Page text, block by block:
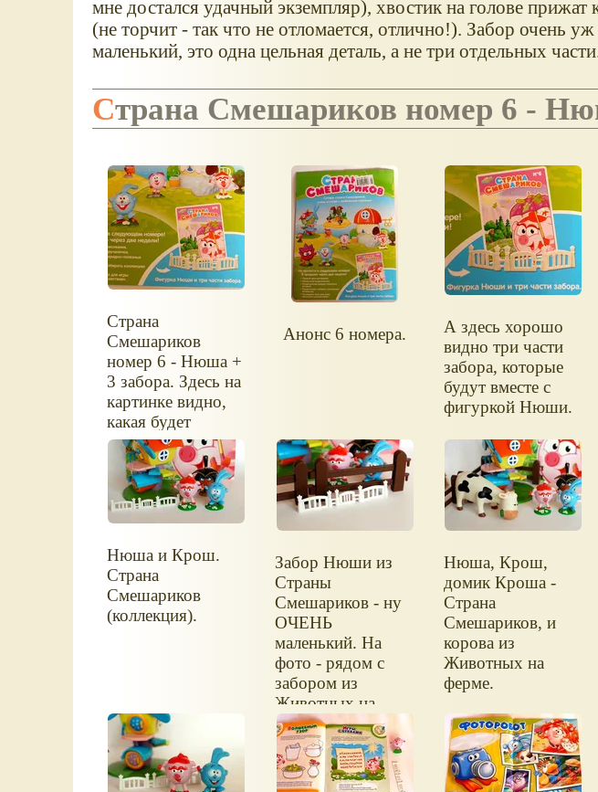
мне достался удачный экземпляр), хвостик на голове прижат
(не торчит - так что не отломается, отлично!). Забор очень уж
маленький, это одна цельная деталь, а не три отдельных
Страна Смешариков номер 6 -
Страна
Смешариков
номер 6 - Нюша +
3 забора. Здесь на
картинке видно,
какая будет
фигурка Нюши.
Анонс 6 номера.
А здесь хорошо
видно три части
забора, которые
будут вместе с
фигуркой Нюши.
Нюша и Крош.
Страна
Смешариков
(коллекция).
Забор Нюши из
Страны
Смешариков - ну
ОЧЕНЬ
маленький. На
фото - рядом с
забором из
Животных на
ферме.
Нюша, Крош,
домик Кроша -
Страна
Смешариков, и
корова из
Животных на
ферме.